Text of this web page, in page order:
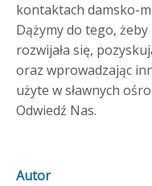
kontaktach damsko-
Dążymy do tego, żeby
rozwijała się,
oraz wprowadzając
użyte w sławnych
Odwiedź Nas.
Autor